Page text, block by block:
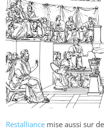
Restalliance mise aussi sur